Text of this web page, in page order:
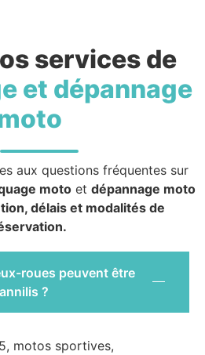
services de
et dépannage
aux questions fréquentes sur
moto et dépannage moto
délais et modalités de
roues peuvent être
?
motos sportives,